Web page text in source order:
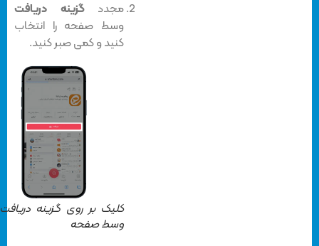
مجددگزینه دریافت
وسط صفحه را انتخاب
کنید و کمی صبر کنید.
کلیک بر روی گزینه دریافت در
وسط صفحه